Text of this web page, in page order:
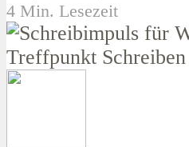
4 Min. Lesezeit